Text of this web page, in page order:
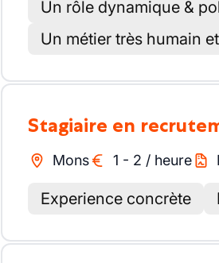
Un rôle dynamique &
Un métier très humain
Stagiaire en
Mons 1 - 2 / heure
Experience concrète